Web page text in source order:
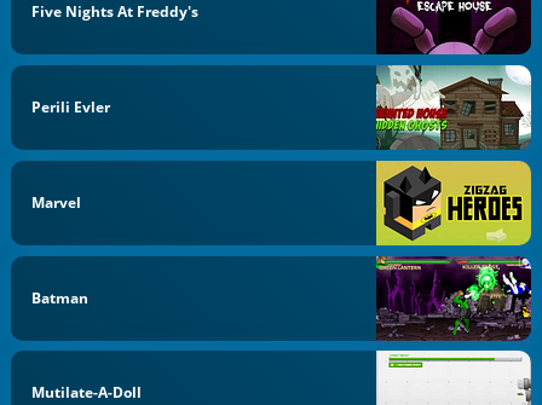
Five Nights At Freddy's
Perili Evler
Marvel
Batman
Mutilate-A-Doll